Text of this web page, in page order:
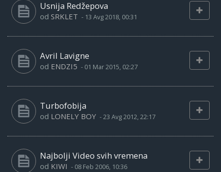
Usnija Redžepova
od SRKLET - 13 Avg 2018, 00:31
Avril Lavigne
od ENDZI5 - 01 Mar 2015, 02:27
Turbofobija
od LONELY BOY -23 Avg 2012, 22:17
Najbolji Video svih vremena
od KIWI - 08 Feb 2006, 10:36